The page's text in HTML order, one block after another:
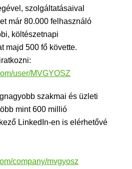
szolgáltatásaival
már 80.000 felhasználó
költészetnapi
majd 500 fő követte.
user/MVGYOSZ
szakmai és üzleti
mint 600 millió
LinkedIn-en is elérhetővé
company/mvgyosz